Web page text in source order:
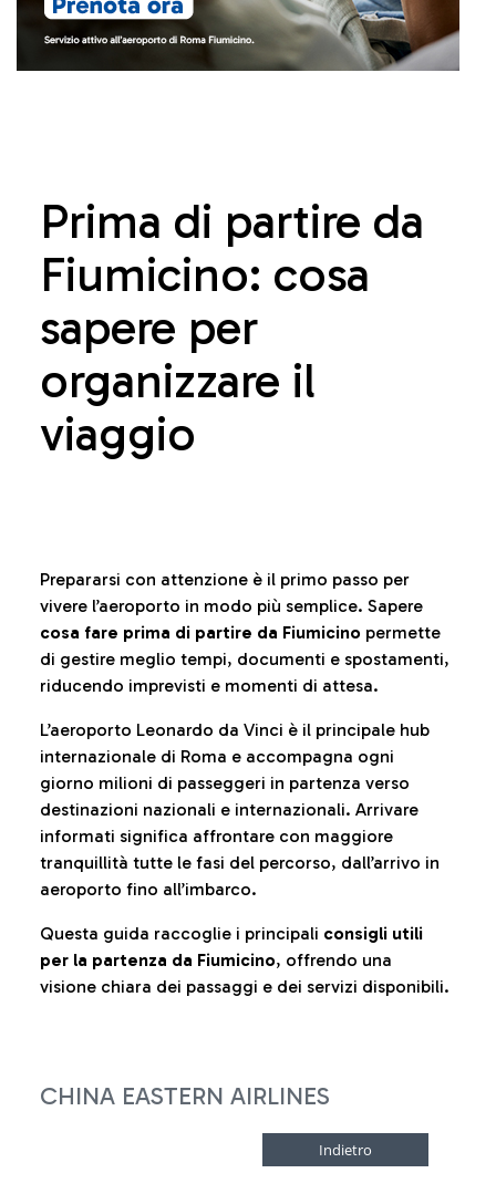
Prima di partire da
Fiumicino: cosa
sapere per
organizzare il
viaggio
Prepararsi con attenzione è il primo passo per
vivere l’aeroporto in modo più semplice. Sapere
cosa fare prima di partire da Fiumicino permette
di gestire meglio tempi, documenti e spostamenti,
riducendo imprevisti e momenti di attesa.
L’aeroporto Leonardo da Vinci è il principale hub
internazionale di Roma e accompagna ogni
giorno milioni di passeggeri in partenza verso
destinazioni nazionali e internazionali. Arrivare
informati significa affrontare con maggiore
tranquillità tutte le fasi del percorso, dall’arrivo in
aeroporto fino all’imbarco.
Questa guida raccoglie i principali consigli utili
per la partenza da Fiumicino, offrendo una
visione chiara dei passaggi e dei servizi disponibili.
CHINA EASTERN AIRLINES